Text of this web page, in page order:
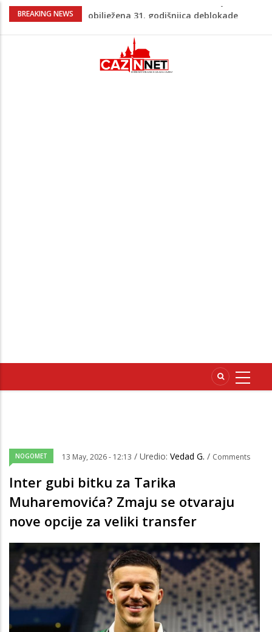
BREAKING NEWS
Porodica iz Krajine u centru afere,
Čestitka povodom Dana Grada Cazina
Velika Kladuša pod udarom požara:
Vatrogasci nadljudskim naporima
NOGOMET 13 May, 2026 - 12:13 / Uredio: Vedad G. / Comments
Inter gubi bitku za Tarika
Muharemovića? Zmaju se otvaraju
nove opcije za veliki transfer